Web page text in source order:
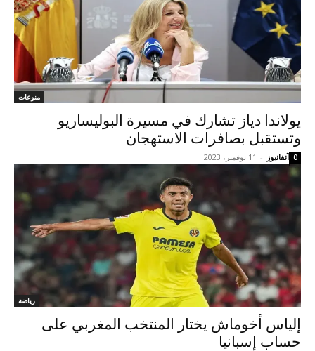
منوعات
يولاندا دياز تشارك في مسيرة البوليساريو
وتستقبل بصافرات الاستهجان
آنفانيوز - 11 نوفمبر، 2023 0
رياضة
إلياس أخوماش يختار المنتخب المغربي على
حساب إسبانيا